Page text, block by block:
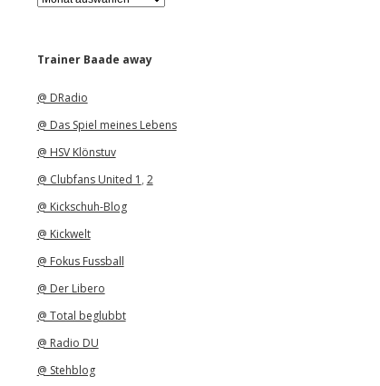
r
iTrainer Baade away
@ DRadio
@ Das Spiel meines Lebens
@ HSV Klönstuv
@ Clubfans United 1 , 2
@ Kickschuh-Blog
@ Kickwelt
@ Fokus Fussball
@ Der Libero
@ Total beglubbt
@ Radio DU
@ Stehblog